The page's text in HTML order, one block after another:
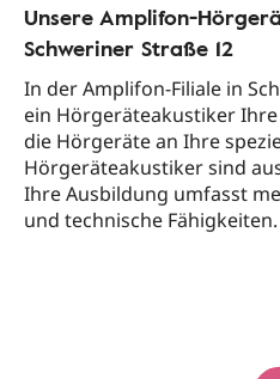
Unsere Amplifon-
Schweriner Straße 12
In der Amplifon-Filiale in
ein Hörgeräteakustiker
die Hörgeräte an Ihre
Hörgeräteakustiker sind
Ihre Ausbildung umfasst
und technische Fähigkeiten.